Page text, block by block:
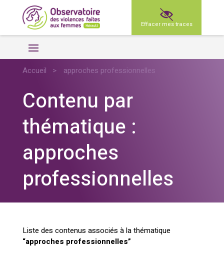
Effacer mes traces
Accueil > approches professionnelles
Contenu par
thématique :
approches
professionnelles
Liste des contenus associés à la thématique
“approches professionnelles”